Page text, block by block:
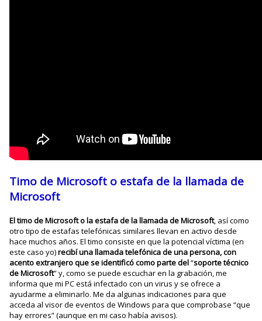
Timo de Microsoft o estafa de la llamada de
Microsoft
El timo de Microsoft o la estafa de la llamada de Microsoft, así como
otro tipo de estafas telefónicas similares llevan en activo desde
hace muchos años. El timo consiste en que la potencial víctima (en
este caso yo)recibí una llamada telefónica de una persona, con
acento extranjero que se identificó como parte del“soporte técnico
de Microsoft” y, como se puede escuchar en la grabación, me
informa que mi PC está infectado con un virus y se ofrece a
ayudarme a eliminarlo. Me da algunas indicaciones para que
acceda al visor de eventos de Windows para que comprobase “que
hay errores” (aunque en mi caso había avisos).